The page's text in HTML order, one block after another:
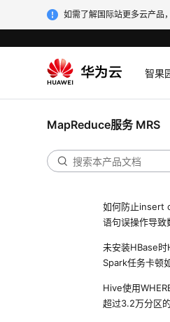
如需了解国际站更多云产品
智果
MapReduce服务 MRS
法执行drop操作
MapReduce任
Hive不支持复杂
如何对Hive表大
如何防止insert
语句误操作导致
未安装HBase
Spark任务卡顿
Hive使用
超过3.2万分区